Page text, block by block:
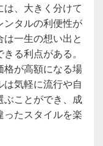
、大きく分けて
ンタルの利便性が
一生の想い出と
る利点がある。
格が高額になる場
気軽に流行や自
ぶことができ、成
ったスタイルを楽